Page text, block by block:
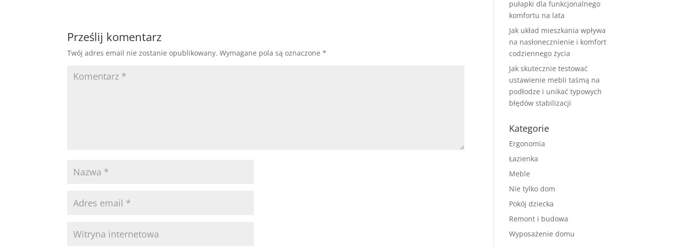
Prześlij komentarz
Twój adres email nie zostanie opublikowany. Wymagane pola są oznaczone*
pułapki dla funkcjonalnego
komfortu na lata
Jak układ mieszkania wpływa
na nasłonecznienie i komfort
codziennego życia
Jak skutecznie testować
ustawienie mebli taśmą na
podłodze i unikać typowych
błędów stabilizacji
Kategorie
Ergonomia
Łazienka
Meble
Nie tylko dom
Pokój dziecka
Remont i budowa
Wyposażenie domu